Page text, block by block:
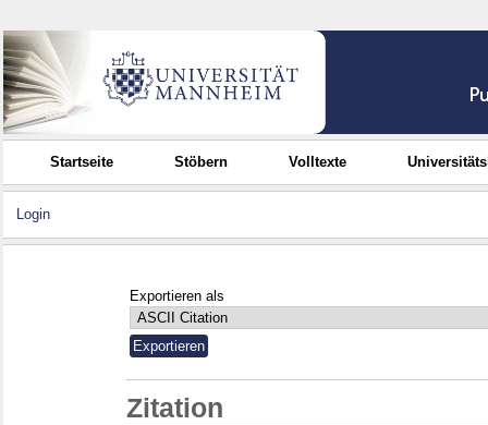
Startseite Stöbern Volltexte
Login
Exportieren als
Zitation